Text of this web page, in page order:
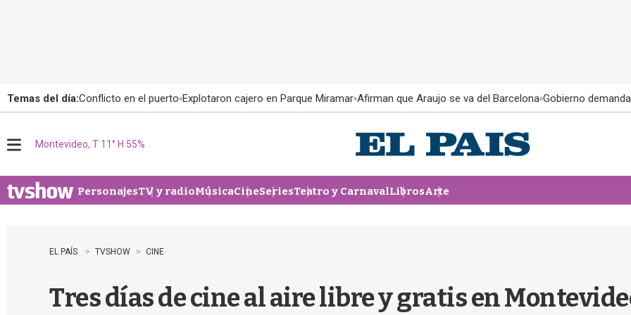
Temas del día:Conflicto en el puerto Explotaron cajero en Parque Miramar Afirman que Araujo se va del Barcelona Gobierno
u
Montevideo, T 11° H 55%
PersonajesTV y radioMúsicaCineSeriesTeatro y CarnavalLibrosArte
EL PAÍS TVSHOW CINE
Tres días de cine al aire libre y gratis en